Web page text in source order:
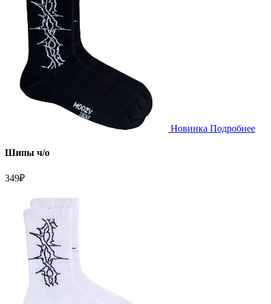
Новинка Подробнее
Шипы ч/о
349₽